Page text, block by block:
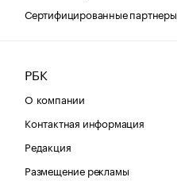
Сертифицированные партнеры
РБК
О компании
Контактная информация
Редакция
Размещение рекламы